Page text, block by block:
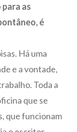
as
é
Há uma
e a vontade,
Toda a
que se
que funcionam